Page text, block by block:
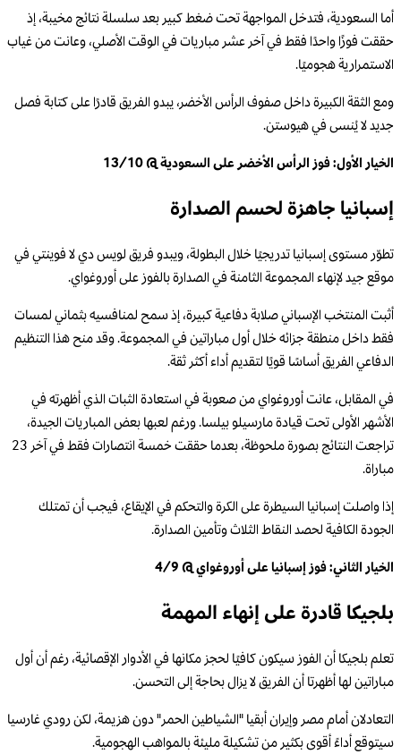
أما السعودية، فتدخل المواجهة تحت ضغط كبير بعد سلسلة نتائج مخيبة، إذ
حققت فوزًا واحدًا فقط في آخر عشر مباريات في الوقت الأصلي، وعانت من غياب
الاستمرارية هجوميًا.
ومع الثقة الكبيرة داخل صفوف الرأس الأخضر، يبدو الفريق قادرًا على كتابة فصل
جديد لا يُنسى في هيوستن.
الخيار الأول: فوز الرأس الأخضر على السعودية @ 13/10
إسبانيا جاهزة لحسم الصدارة
تطوّر مستوى إسبانيا تدريجيًا خلال البطولة، ويبدو فريق لويس دي لا فوينتي في
موقع جيد لإنهاء المجموعة الثامنة في الصدارة بالفوز على أوروغواي.
أثبت المنتخب الإسباني صلابة دفاعية كبيرة، إذ سمح لمنافسيه بثماني لمسات
فقط داخل منطقة جزائه خلال أول مباراتين في المجموعة. وقد منح هذا التنظيم
الدفاعي الفريق أساسًا قويًا لتقديم أداء أكثر ثقة.
في المقابل، عانت أوروغواي من صعوبة في استعادة الثبات الذي أظهرته في
الأشهر الأولى تحت قيادة مارسيلو بيلسا. ورغم لعبها بعض المباريات الجيدة،
تراجعت النتائج بصورة ملحوظة، بعدما حققت خمسة انتصارات فقط في آخر 23
مباراة.
إذا واصلت إسبانيا السيطرة على الكرة والتحكم في الإيقاع، فيجب أن تمتلك
الجودة الكافية لحصد النقاط الثلاث وتأمين الصدارة.
الخيار الثاني: فوز إسبانيا على أوروغواي @ 4/9
بلجيكا قادرة على إنهاء المهمة
تعلم بلجيكا أن الفوز سيكون كافيًا لحجز مكانها في الأدوار الإقصائية، رغم أن أول
مباراتين لها أظهرتا أن الفريق لا يزال بحاجة إلى التحسن.
التعادلان أمام مصر وإيران أبقيا "الشياطين الحمر" دون هزيمة، لكن رودي غارسيا
سيتوقع أداءً أقوى بكثير من تشكيلة مليئة بالمواهب الهجومية.